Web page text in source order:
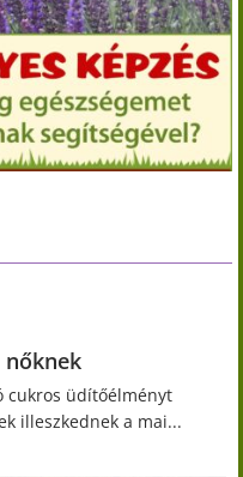
cukros üdítőélményt
illeszkednek a mai...